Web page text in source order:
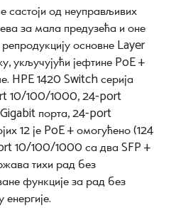
састоји од неуправљивих
за мала предузећа и оне
основне Layer
укључујући јефтине PoE +
HPE 1420 Switch серија
10/100/1000, 24-port
порта, 24-port
12 је PoE + омогућено (124
10/100/1000 са два SFP +
тихи рад без
функције за рад без